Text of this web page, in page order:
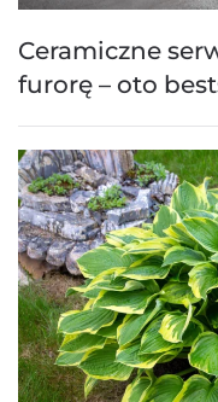
Ceramiczne
furorę – oto